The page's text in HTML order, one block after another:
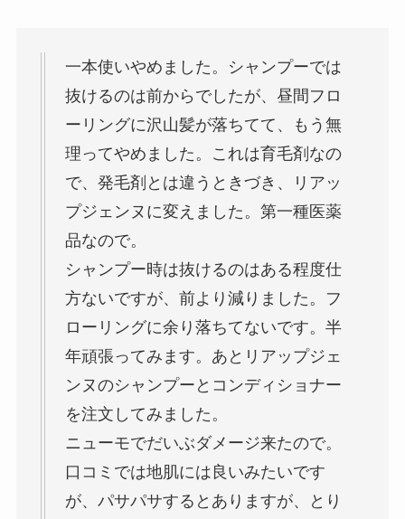
一本使いやめました。シャンプーでは
抜けるのは前からでしたが、昼間フロ
ーリングに沢山髪が落ちてて、もう無
理ってやめました。これは育毛剤なの
で、発毛剤とは違うときづき、リアッ
プジェンヌに変えました。第一種医薬
品なので。
シャンプー時は抜けるのはある程度仕
方ないですが、前より減りました。フ
ローリングに余り落ちてないです。半
年頑張ってみます。あとリアップジェ
ンヌのシャンプーとコンディショナー
を注文してみました。
ニューモでだいぶダメージ来たので。
口コミでは地肌には良いみたいです
が、パサパサするとありますが、とり